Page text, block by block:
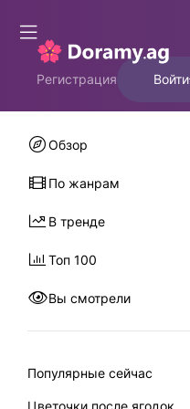
Регистрация Войти
Обзор
По жанрам
В тренде
Топ 100
Вы смотрели
Популярные сейчас
Цветочки после ягодок